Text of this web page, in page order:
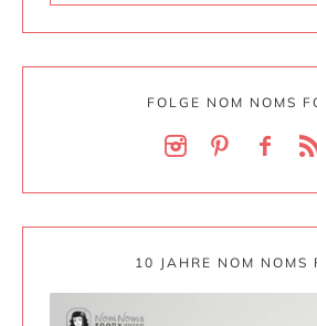
FOLGE NOM NOMS
10 JAHRE NOM NOMS